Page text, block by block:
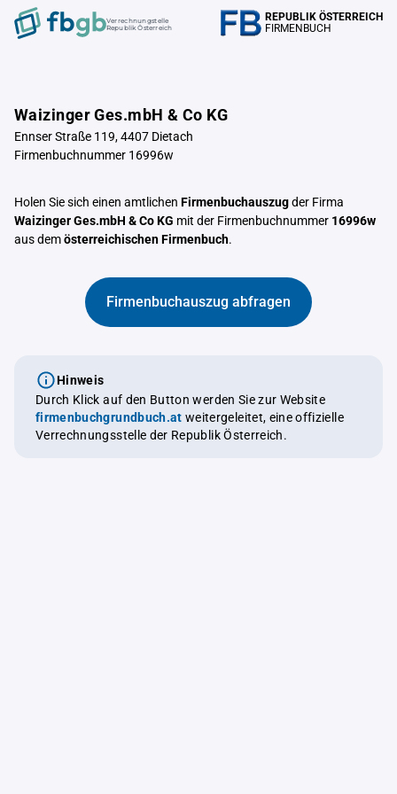
Verrechnungstelle
Republik Österreich
REPUBLIK ÖSTERREICH
FIRMENBUCH
Waizinger Ges.mbH & Co KG
Ennser Straße 119, 4407 Dietach
Firmenbuchnummer 16996w
Holen Sie sich einen amtlichen Firmenbuchauszugder Firma
Waizinger Ges.mbH & Co KG mit der Firmenbuchnummer 16996w
aus demösterreichischen Firmenbuch.
Firmenbuchauszug abfragen
Hinweis
Durch Klick auf den Button werden Sie zur Website
firmenbuchgrundbuch.at weitergeleitet, eine offizielle
Verrechnungsstelle der Republik Österreich.